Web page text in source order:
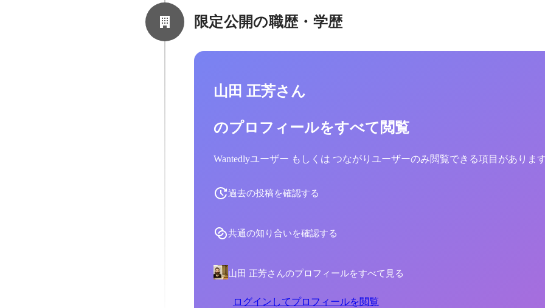
限定公開の職歴・学歴
山田 正芳さん
のプロフィールをすべて閲覧
Wantedlyユーザー もしくは つながりユーザーのみ閲覧できる項目がありま
過去の投稿を確認する
共通の知り合いを確認する
山田 正芳さんのプロフィールをすべて見る
ログインしてプロフィールを閲覧